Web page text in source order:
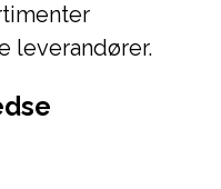
leverandører.